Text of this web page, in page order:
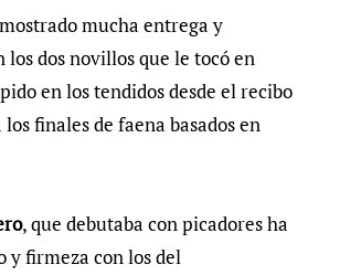
mucha entrega y
los dos novillos que le tocó en
en los tendidos desde el recibo
finales de faena basados en
, que debutaba con picadores ha
y firmeza con los del